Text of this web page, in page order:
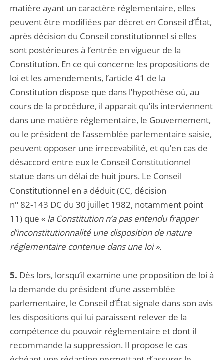
matière ayant un caractère réglementaire, elles
peuvent être modifiées par décret en Conseil d’État,
après décision du Conseil constitutionnel si elles
sont postérieures à l’entrée en vigueur de la
Constitution. En ce qui concerne les propositions de
loi et les amendements, l’article 41 de la
Constitution dispose que dans l’hypothèse où, au
cours de la procédure, il apparait qu’ils interviennent
dans une matière réglementaire, le Gouvernement,
ou le président de l’assemblée parlementaire saisie,
peuvent opposer une irrecevabilité, et qu’en cas de
désaccord entre eux le Conseil Constitutionnel
statue dans un délai de huit jours. Le Conseil
Constitutionnel en a déduit (CC, décision
n° 82‑143 DC du 30 juillet 1982, notamment point
11) que « la Constitution n’a pas entendu frapper
d’inconstitutionnalité une disposition de nature
réglementaire contenue dans une loi ».
5. Dès lors, lorsqu’il examine une proposition de loi à
la demande du président d’une assemblée
parlementaire, le Conseil d’État signale dans son avis
les dispositions qui lui paraissent relever de la
compétence du pouvoir réglementaire et dont il
recommande la suppression. Il propose le cas